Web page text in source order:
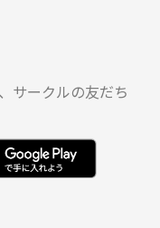
サークルの友だち